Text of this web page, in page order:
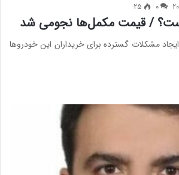
0
25
/ قیمت مکمل‌ها نجومی شد
مشکلات گسترده برای خریداران این خودروها